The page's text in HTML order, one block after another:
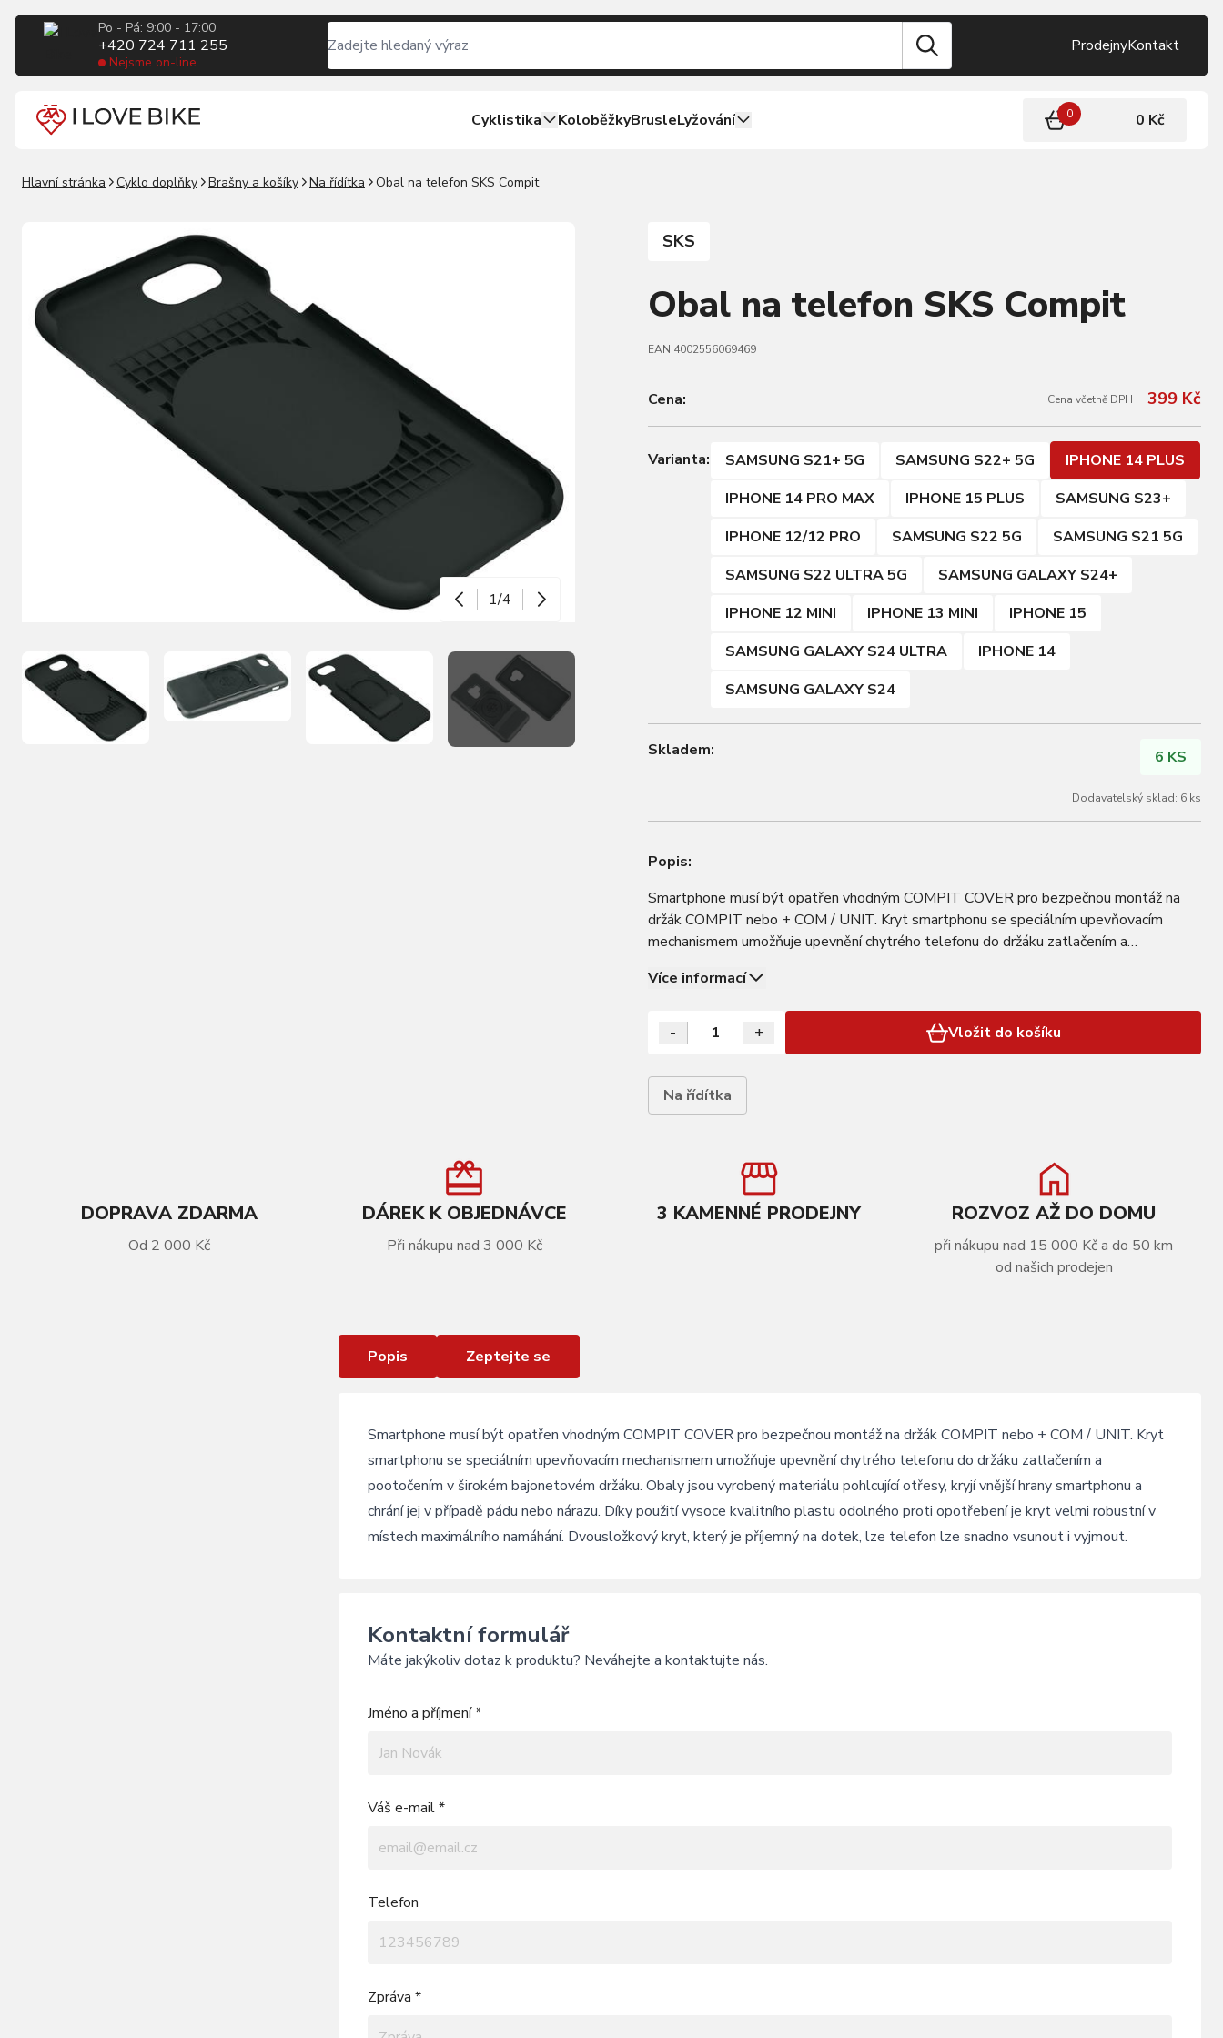
Po - Pá: 9:00 - 17:00
+420 724 711 255
Nejsme on-line
ProdejnyKontakt
Cyklistika KoloběžkyBrusleLyžování 0 0 Kč
Hlavní stránka Cyklo doplňky Brašny a košíky Na řídítka Obal na telefon SKS Compit
1/4
SKS
Obal na telefon SKS Compit
EAN 4002556069469
Cena: Cena včetně DPH 399 Kč
Varianta: SAMSUNG S21+ 5G SAMSUNG S22+ 5G
IPHONE 14 PLUS
IPHONE 14 PRO MAX
IPHONE 15 PLUS
SAMSUNG S23+
IPHONE 12/12 PRO
SAMSUNG S22 5G
SAMSUNG S21 5G
SAMSUNG S22 ULTRA 5G
SAMSUNG GALAXY S24+
IPHONE 12 MINI
IPHONE 13 MINI
IPHONE 15
SAMSUNG GALAXY S24 ULTRA
IPHONE 14
SAMSUNG GALAXY S24
Skladem: 6 KS
Dodavatelský sklad: 6 ks
Popis:
Smartphone musí být opatřen vhodným COMPIT COVER pro bezpečnou montáž na
držák COMPIT nebo + COM / UNIT. Kryt smartphonu se speciálním upevňovacím
mechanismem umožňuje upevnění chytrého telefonu do držáku zatlačením a
Více informací
- + Vložit do košíku
Na řídítka
DOPRAVA ZDARMA
Od 2 000 Kč
DÁREK K OBJEDNÁVCE
Při nákupu nad 3 000 Kč
3 KAMENNÉ PRODEJNY ROZVOZ AŽ DO DOMU
při nákupu nad 15 000 Kč a do 50 km
od našich prodejen
Popis Zeptejte se
Smartphone musí být opatřen vhodným COMPIT COVER pro bezpečnou montáž na držák COMPIT nebo + COM / UNIT. Kryt
smartphonu se speciálním upevňovacím mechanismem umožňuje upevnění chytrého telefonu do držáku zatlačením a
pootočením v širokém bajonetovém držáku. Obaly jsou vyrobený materiálu pohlcující otřesy, kryjí vnější hrany smartphonu a
chrání jej v případě pádu nebo nárazu. Díky použití vysoce kvalitního plastu odolného proti opotřebení je kryt velmi robustní v
místech maximálního namáhání. Dvousložkový kryt, který je příjemný na dotek, lze telefon lze snadno vsunout i vyjmout.
Kontaktní formulář
Máte jakýkoliv dotaz k produktu? Neváhejte a kontaktujte nás.
Jméno a příjmení *
Váš e-mail *
Telefon
Zpráva *